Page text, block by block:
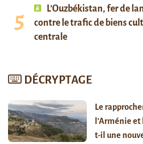
L’Ouzbékistan, fer de
contre le trafic de biens
centrale
DÉCRYPTAGE
Le
l’Arménie et
t-il une